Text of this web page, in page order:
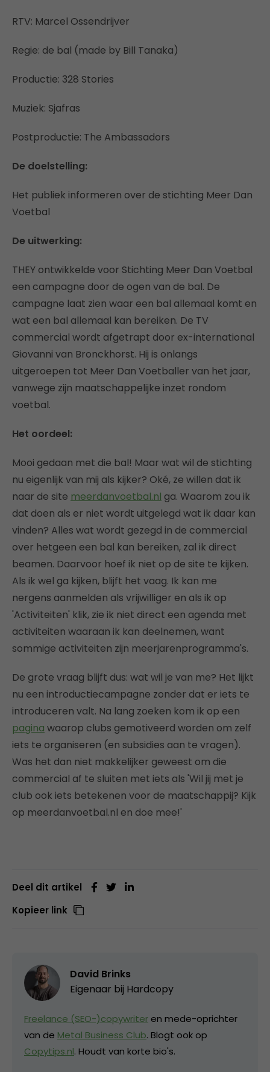
RTV: Marcel Ossendrijver
Regie: de bal (made by Bill Tanaka)
Productie: 328 Stories
Muziek: Sjafras
Postproductie: The Ambassadors
De doelstelling:
Het publiek informeren over de stichting Meer Dan
Voetbal
De uitwerking:
THEY ontwikkelde voor Stichting Meer Dan Voetbal
een campagne door de ogen van de bal. De
campagne laat zien waar een bal allemaal komt en
wat een bal allemaal kan bereiken. De TV
commercial wordt afgetrapt door ex-international
Giovanni van Bronckhorst. Hij is onlangs
uitgeroepen tot Meer Dan Voetballer van het jaar,
vanwege zijn maatschappelijke inzet rondom
voetbal.
Het oordeel:
Mooi gedaan met die bal! Maar wat wil de stichting
nu eigenlijk van mij als kijker? Oké, ze willen dat ik
naar de site meerdanvoetbal.nl ga. Waarom zou ik
dat doen als er niet wordt uitgelegd wat ik daar kan
vinden? Alles wat wordt gezegd in de commercial
over hetgeen een bal kan bereiken, zal ik direct
beamen. Daarvoor hoef ik niet op de site te kijken.
Als ik wel ga kijken, blijft het vaag. Ik kan me
nergens aanmelden als vrijwilliger en als ik op
'Activiteiten' klik, zie ik niet direct een agenda met
activiteiten waaraan ik kan deelnemen, want
sommige activiteiten zijn meerjarenprogramma's.
De grote vraag blijft dus: wat wil je van me? Het lijkt
nu een introductiecampagne zonder dat er iets te
introduceren valt. Na lang zoeken kom ik op een
pagina waarop clubs gemotiveerd worden om zelf
iets te organiseren (en subsidies aan te vragen).
Was het dan niet makkelijker geweest om die
commercial af te sluiten met iets als 'Wil jij met je
club ook iets betekenen voor de maatschappij? Kijk
op meerdanvoetbal.nl en doe mee!'
Deel dit artikel
Kopieer link
David Brinks
Eigenaar bij Hardcopy
Freelance (SEO-)copywriter en mede-oprichter
van de Metal Business Club. Blogt ook op
Copytips.nl. Houdt van korte bio's.